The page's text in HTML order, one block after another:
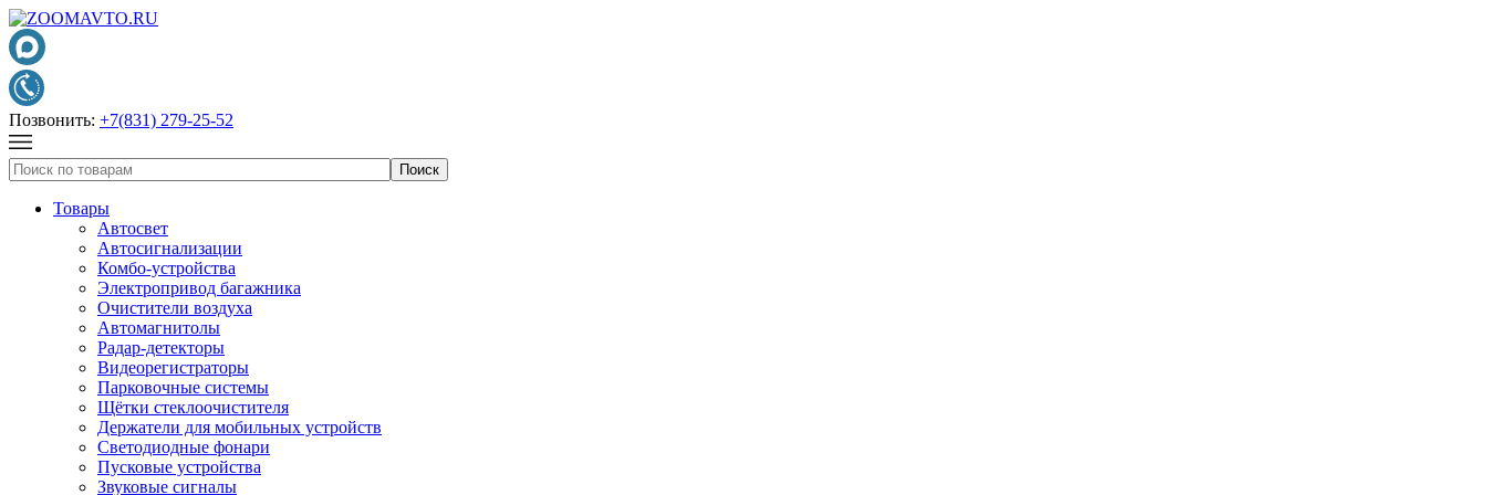
Позвонить: +7(831) 279-25-52
Товары
Автосвет
Автосигнализации
Комбо-устройства
Электропривод багажника
Очистители воздуха
Автомагнитолы
Радар-детекторы
Видеорегистраторы
Парковочные системы
Щётки стеклоочистителя
Держатели для мобильных устройств
Светодиодные фонари
Пусковые устройства
Звуковые сигналы